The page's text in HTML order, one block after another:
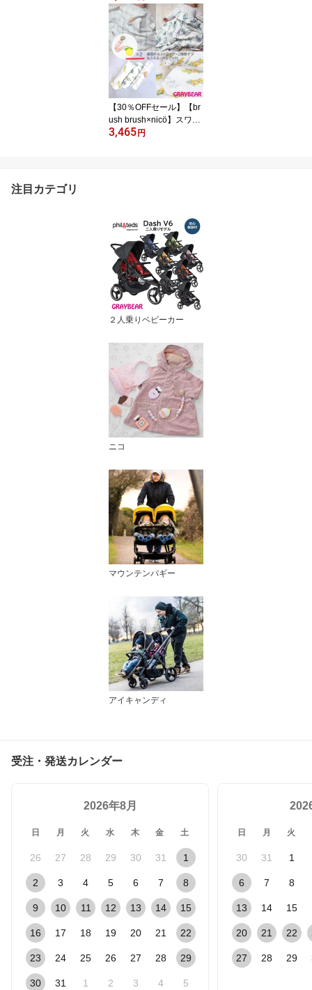
スケット バッグ ファー
ストリュックおしゃれ ギ
フト 出産祝い 男の子 女
の子 プチギフト 1歳2歳
3歳 一升餅 ベージュ ユニ
セックス チェストベルト
付
【30％OFFセール】【br
ush brush×nicö】スワド
ル【全3種】 おくるみ ガ
3,465 円
注目カテゴリ
２人乗りベビーカー
ニコ
マウンテンバギー
アイキャンディ
受注・発送カレンダー
2026年8月
日 月 火 水 木 金 土
26 27 28 29 30 31 1
2 3 4 5 6 7 8
9 10 11 12 13 14 15
16 17 18 19 20 21 22
23 24 25 26 27 28 29
30 31 1 2 3 4 5
日 月 火
30 31 1
6 7 8
13 14 15
20 21 22
27 28 29